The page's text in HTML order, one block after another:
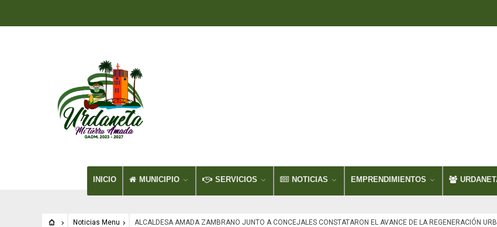
INICIO MUNICIPIO SERVICIOS NOTICIAS EMPRENDIMIENTOS
Noticias Menu ALCALDESA AMADA ZAMBRANO JUNTO A CONCEJALES CONSTATARON EL AVANCE DE LA REGENERACIÓN